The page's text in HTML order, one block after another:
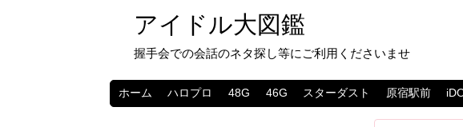
アイドル大図鑑
握手会での会話のネタ探し等にご利用くださいませ
ホーム ハロプロ 48G 46G スターダスト 原宿駅前